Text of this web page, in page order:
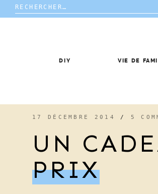
Rechercher :
DIY VIE DE
17 DÉCEMBRE 2014 / 5
UN
PRIX